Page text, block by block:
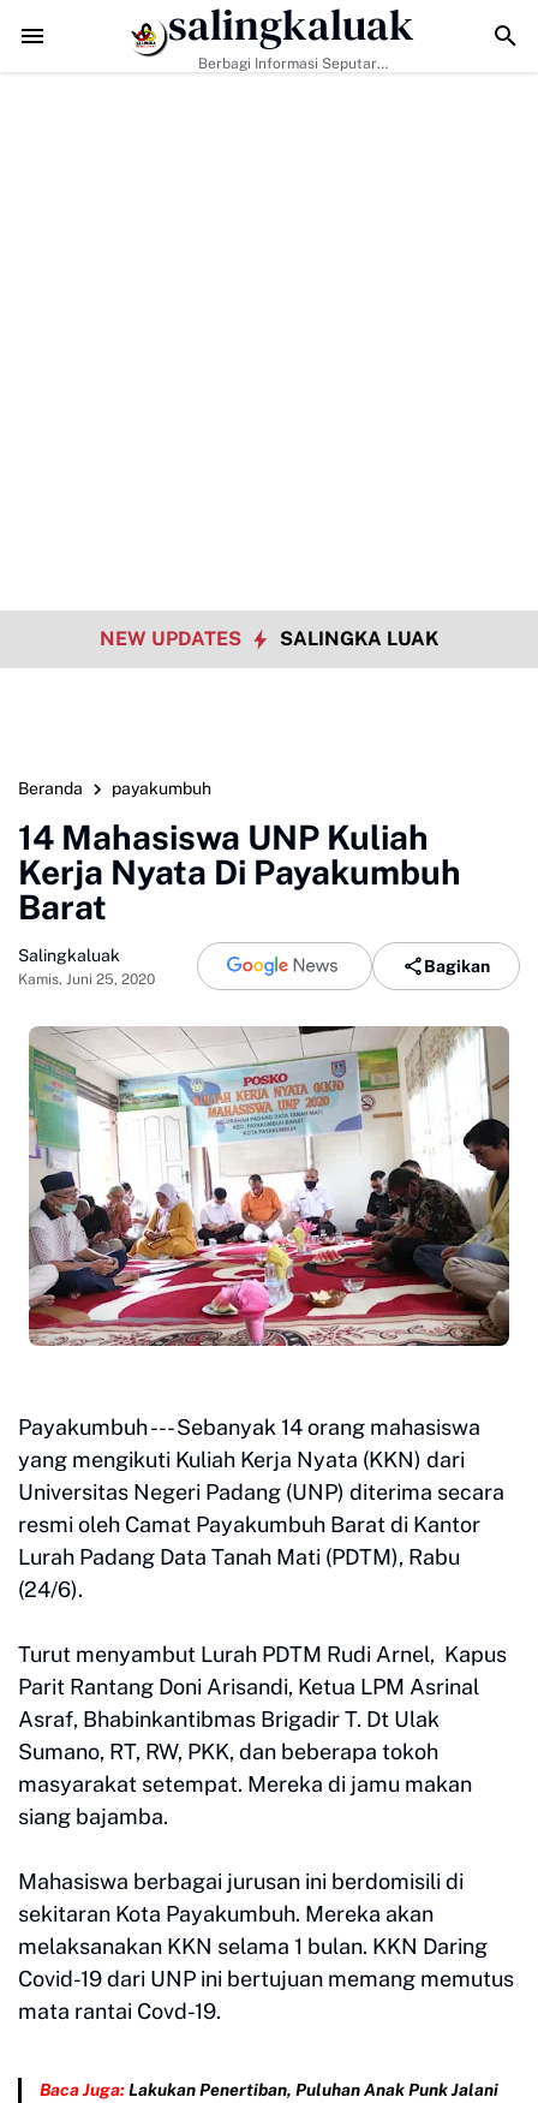
Hanya Bangun Jalan, Bekali Warga Buluh Kasok dengan
salingkaluak
Berbagi Informasi Seputar
NEW UPDATES SALINGKA LUAK
Beranda payakumbuh
14 Mahasiswa UNP Kuliah
Kerja Nyata Di Payakumbuh
Barat
Salingkaluak
Kamis, Juni 25, 2020
Bagikan
Payakumbuh --- Sebanyak 14 orang mahasiswa
yang mengikuti Kuliah Kerja Nyata (KKN) dari
Universitas Negeri Padang (UNP) diterima secara
resmi oleh Camat Payakumbuh Barat di Kantor
Lurah Padang Data Tanah Mati (PDTM), Rabu
(24/6).
Turut menyambut Lurah PDTM Rudi Arnel, Kapus
Parit Rantang Doni Arisandi, Ketua LPM Asrinal
Asraf, Bhabinkantibmas Brigadir T. Dt Ulak
Sumano, RT, RW, PKK, dan beberapa tokoh
masyarakat setempat. Mereka di jamu makan
siang bajamba.
Mahasiswa berbagai jurusan ini berdomisili di
sekitaran Kota Payakumbuh. Mereka akan
melaksanakan KKN selama 1 bulan. KKN Daring
Covid-19 dari UNP ini bertujuan memang memutus
mata rantai Covd-19.
Baca Juga:Lakukan Penertiban, Puluhan Anak Punk Jalani